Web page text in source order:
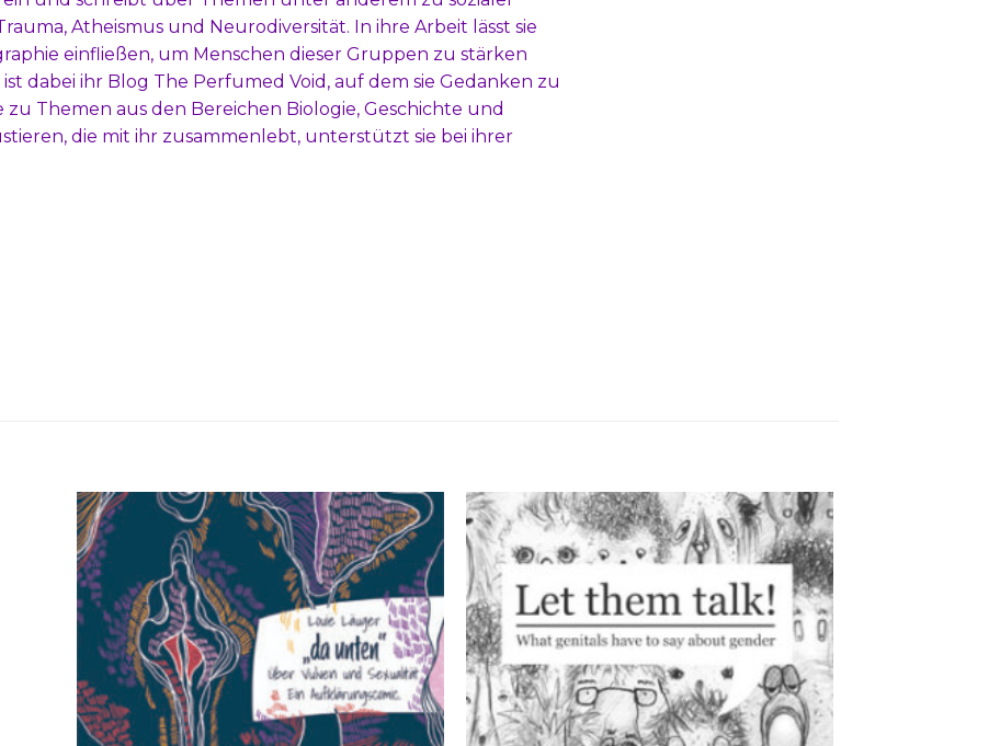
Atheismus und Neurodiversität. In ihre Arbeit lässt sie
einfließen, um Menschen dieser Gruppen zu stärken
dabei ihr Blog The Perfumed Void, auf dem sie Gedanken zu
Themen aus den Bereichen Biologie, Geschichte und
die mit ihr zusammenlebt, unterstützt sie bei ihrer